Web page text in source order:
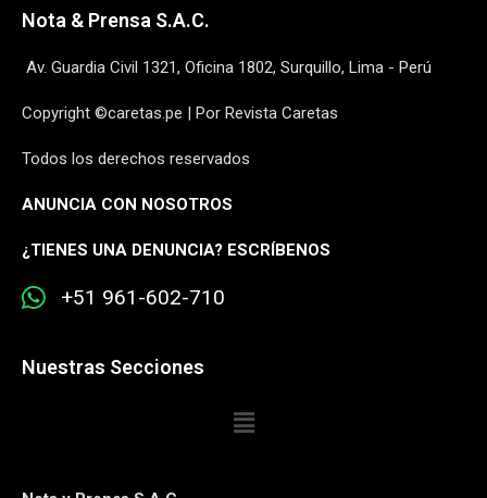
Nota & Prensa S.A.C.
Av. Guardia Civil 1321, Oficina 1802, Surquillo, Lima - Perú
Copyright ©caretas.pe | Por Revista Caretas
Todos los derechos reservados
ANUNCIA CON NOSOTROS
¿TIENES UNA DENUNCIA? ESCRÍBENOS
+51 961-602-710
Nuestras Secciones